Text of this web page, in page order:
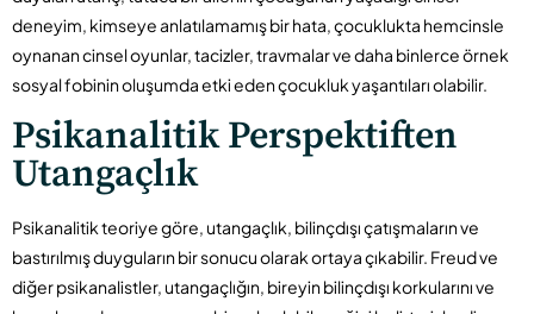
deneyim, kimseye anlatılamamış bir hata, çocuklukta hemcinsle
oynanan cinsel oyunlar, tacizler, travmalar ve daha binlerce örnek
sosyal fobinin oluşumda etki eden çocukluk yaşantıları olabilir.
Psikanalitik Perspektiften
Utangaçlık
Psikanalitik teoriye göre, utangaçlık, bilinçdışı çatışmaların ve
bastırılmış duyguların bir sonucu olarak ortaya çıkabilir. Freud ve
diğer psikanalistler, utangaçlığın, bireyin bilinçdışı korkularını ve